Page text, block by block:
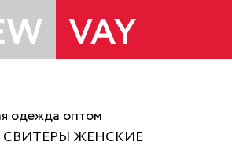
одежда оптом
ЖЕНСКИЕ